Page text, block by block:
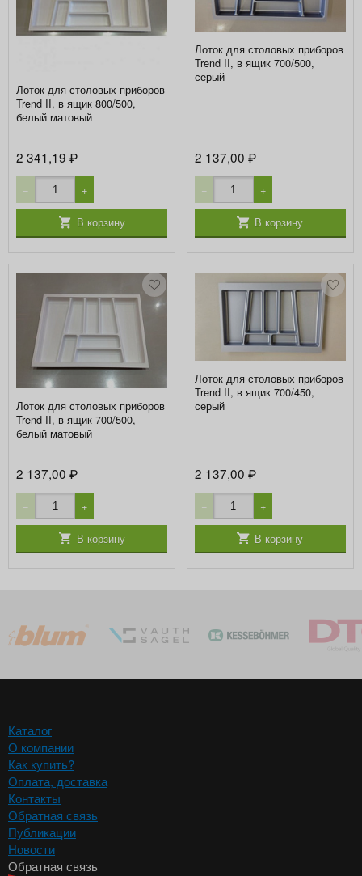
Лоток для столовых приборов
Trend II, в ящик 800/500,
белый матовый
2 341,19₽
− +
В корзину
Лоток для столовых приборов
Trend II, в ящик 700/500,
серый
2 137,00 ₽
− +
В корзину
Лоток для столовых приборов
Trend II, в ящик 700/500,
белый матовый
2 137,00₽
− +
В корзину
Лоток для столовых приборов
Trend II, в ящик 700/450,
серый
2 137,00 ₽
− +
В корзину
Каталог
О компании
Как купить?
Оплата, доставка
Контакты
Обратная связь
Публикации
Новости
Обратная связь